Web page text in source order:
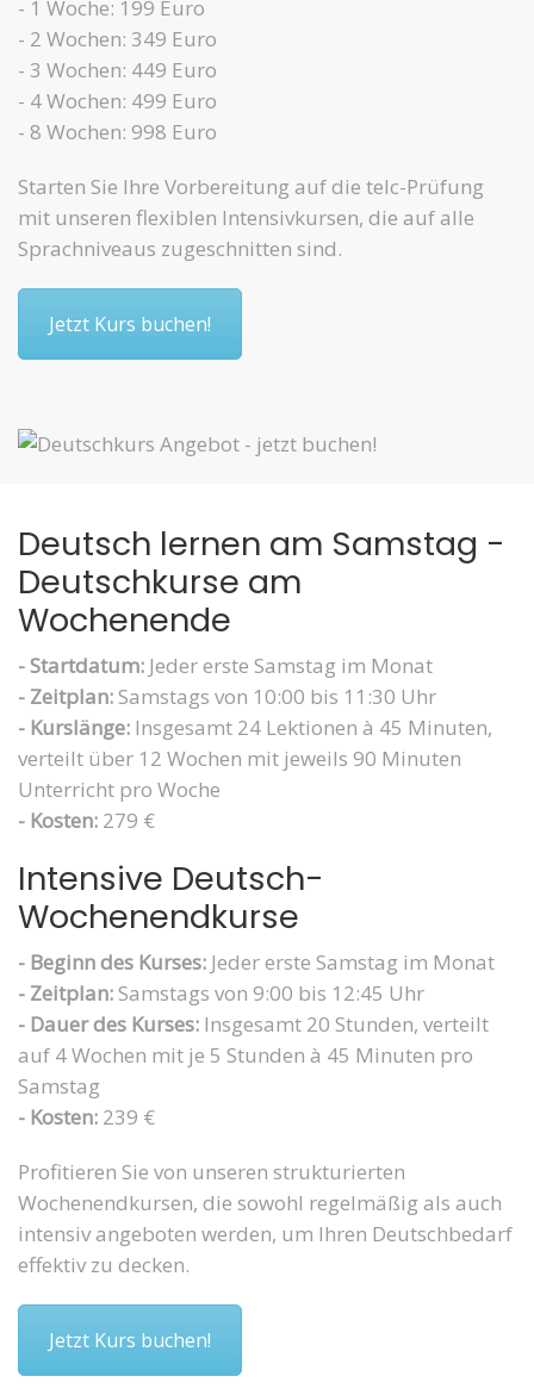
- 1 Woche: 199 Euro
- 2 Wochen: 349 Euro
- 3 Wochen: 449 Euro
- 4 Wochen: 499 Euro
- 8 Wochen: 998 Euro
Starten Sie Ihre Vorbereitung auf die telc-Prüfung
mit unseren flexiblen Intensivkursen, die auf alle
Sprachniveaus zugeschnitten sind.
Jetzt Kurs buchen!
Deutsch lernen am Samstag -
Deutschkurse am
Wochenende
- Startdatum: Jeder erste Samstag im Monat
- Zeitplan: Samstags von 10:00 bis 11:30 Uhr
- Kurslänge: Insgesamt 24 Lektionen à 45 Minuten,
verteilt über 12 Wochen mit jeweils 90 Minuten
Unterricht pro Woche
- Kosten: 279 €
Intensive Deutsch-
Wochenendkurse
- Beginn des Kurses: Jeder erste Samstag im Monat
- Zeitplan: Samstags von 9:00 bis 12:45 Uhr
- Dauer des Kurses: Insgesamt 20 Stunden, verteilt
auf 4 Wochen mit je 5 Stunden à 45 Minuten pro
Samstag
- Kosten: 239 €
Profitieren Sie von unseren strukturierten
Wochenendkursen, die sowohl regelmäßig als auch
intensiv angeboten werden, um Ihren Deutschbedarf
effektiv zu decken.
Jetzt Kurs buchen!